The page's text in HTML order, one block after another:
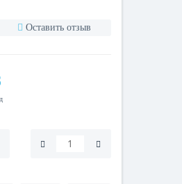
Оставить отзыв